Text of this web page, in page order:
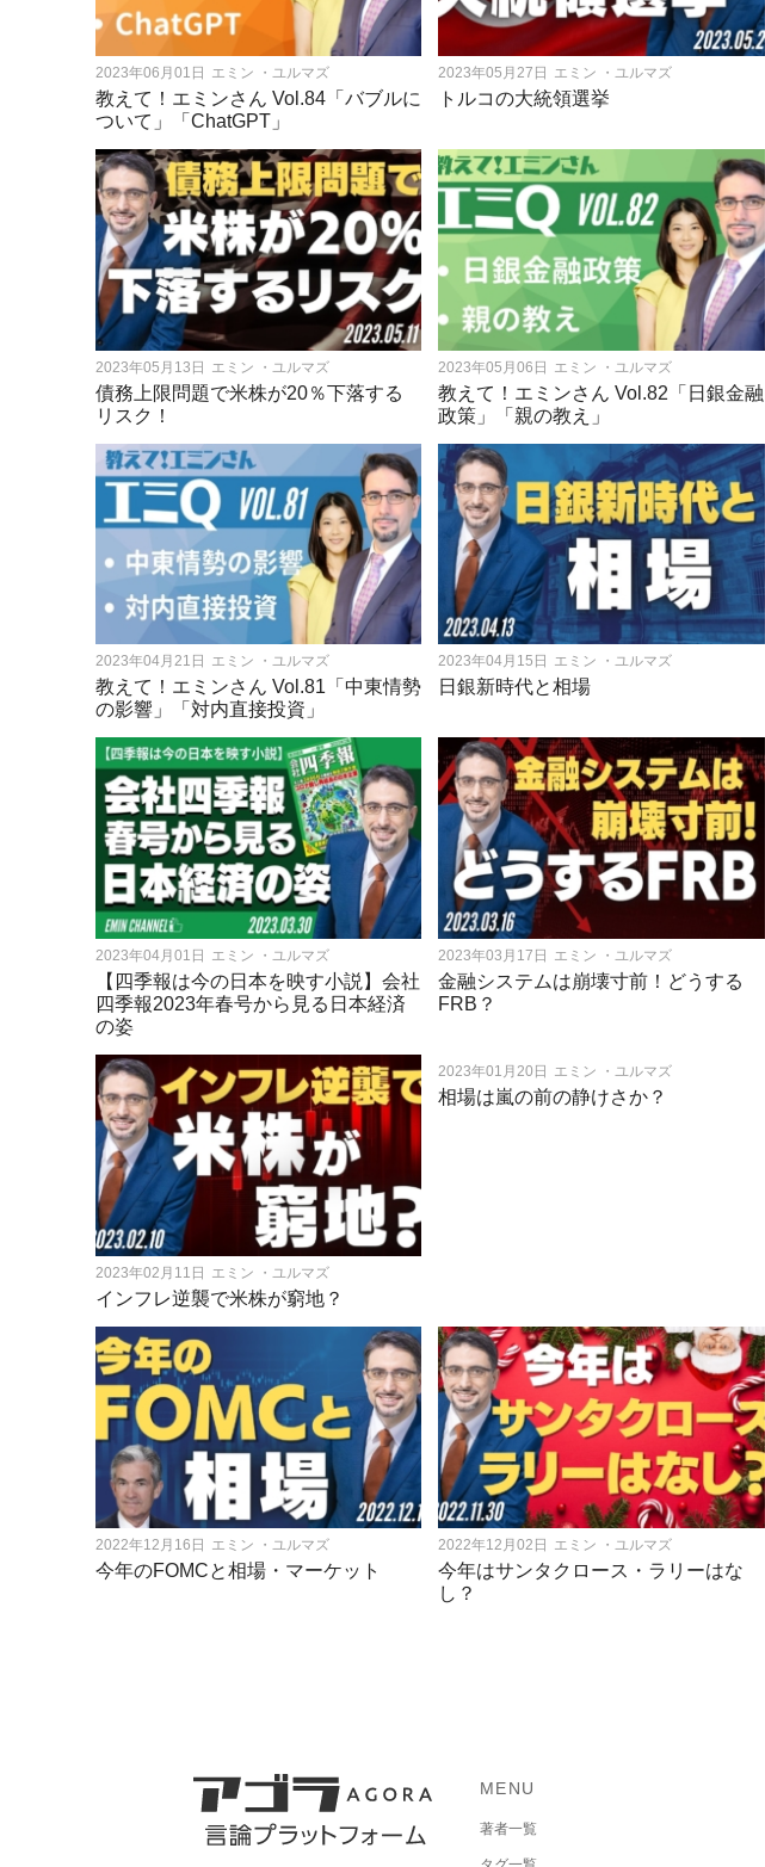
2023年06月01日 エミン ・ユルマズ
教えて！エミンさん Vol.84「バブルに
ついて」「ChatGPT」
2023年05月27日 エミン ・ユルマズ
トルコの大統領選挙
2023年05月13日 エミン ・ユルマズ
債務上限問題で米株が20％下落する
リスク！
2023年05月06日 エミン ・ユルマズ
教えて！エミンさん Vol.82「日銀金融
政策」「親の教え」
2023年04月21日 エミン ・ユルマズ
教えて！エミンさん Vol.81「中東情勢
の影響」「対内直接投資」
2023年04月15日 エミン ・ユルマズ
日銀新時代と相場
2023年04月01日 エミン ・ユルマズ
【四季報は今の日本を映す小説】会社
四季報2023年春号から見る日本経済
の姿
2023年03月17日 エミン ・ユルマズ
金融システムは崩壊寸前！どうする
FRB？
2023年02月11日 エミン ・ユルマズ
インフレ逆襲で米株が窮地？
2023年01月20日 エミン ・ユルマズ
相場は嵐の前の静けさか？
2022年12月16日 エミン ・ユルマズ
今年のFOMCと相場・マーケット
2022年12月02日 エミン ・ユルマズ
今年はサンタクロース・ラリーはな
し？
MENU
著者一覧